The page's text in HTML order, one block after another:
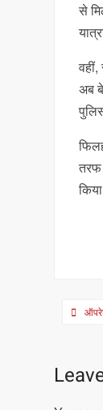
से
अब
तरफ
Post